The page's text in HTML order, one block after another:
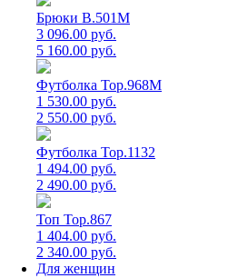
Брюки B.501M
3 096.00 руб.
5 160.00 руб.
Футболка Top.968M
1 530.00 руб.
2 550.00 руб.
Футболка Top.1132
1 494.00 руб.
2 490.00 руб.
Топ Top.867
1 404.00 руб.
2 340.00 руб.
Для женщин